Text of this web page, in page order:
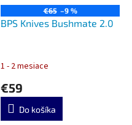
€65 –9 %
BPS Knives Bushmate 2.0
1 - 2 mesiace
€59
Do košíka